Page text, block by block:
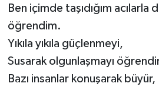
Ben içimde taşıdığım acılarla
öğrendim.
Yıkıla yıkıla güçlenmeyi,
Susarak olgunlaşmayı
Bazı insanlar konuşarak büyür,